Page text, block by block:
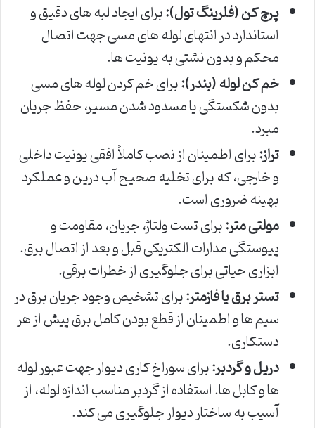
پرچ کن (فلرینگ تول):برای ایجاد لبه های دقیق و
استاندارد در انتهای لوله های مسی جهت اتصال
محکم و بدون نشتی به یونیت ها.
خم کن لوله (بندر):برای خم کردن لوله های مسی
بدون شکستگی یا مسدود شدن مسیر، حفظ جریان
مبرد.
تراز:برای اطمینان از نصب کاملاً افقی یونیت داخلی
و خارجی، که برای تخلیه صحیح آب درین و عملکرد
بهینه ضروری است.
مولتی متر:برای تست ولتاژ، جریان، مقاومت و
پیوستگی مدارات الکتریکی قبل و بعد از اتصال برق.
ابزاری حیاتی برای جلوگیری از خطرات برقی.
تستر برق یا فازمتر:برای تشخیص وجود جریان برق در
سیم ها و اطمینان از قطع بودن کامل برق پیش از هر
دستکاری.
دریل و گردبر:برای سوراخ کاری دیوار جهت عبور لوله
ها و کابل ها. استفاده از گردبر مناسب اندازه لوله، از
آسیب به ساختار دیوار جلوگیری می کند.